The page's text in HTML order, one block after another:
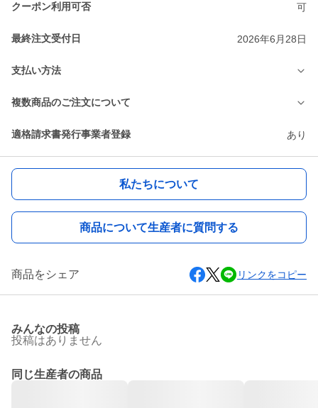
クーポン利用可否 可
最終注文受付日 2026年6月28日
支払い方法
複数商品のご注文について
適格請求書発行事業者登録 あり
私たちについて
商品について生産者に質問する
商品をシェア リンクをコピー
みんなの投稿
投稿はありません
同じ生産者の商品